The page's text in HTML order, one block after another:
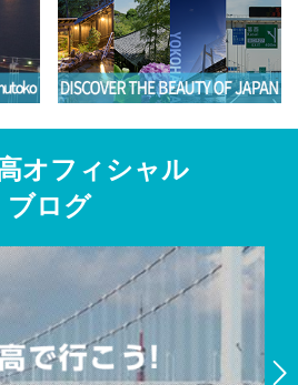
オフィシャル
ブログ